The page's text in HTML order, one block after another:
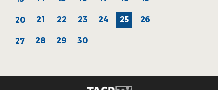
20 21 22 23 24 25 26
27 28 29 30